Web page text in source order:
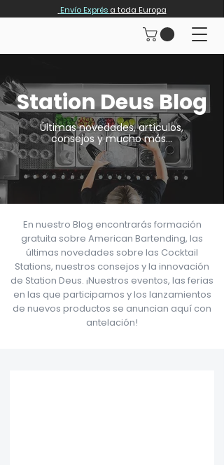
Envío Exprés a toda Europa
Station Deus Blog
Últimas novedades, artículos,
consejos y mucho más...
En nuestro Blog encontrarás formación
gratuita sobre American Bartending, las
últimas novedades sobre las Cocktail
Stations, nuestros consejos y la innovación
de Station Deus. ¡Nuestros eventos, las ferias
en las que participamos y los lanzamientos
de nuevos productos se anuncian aquí con
antelación!